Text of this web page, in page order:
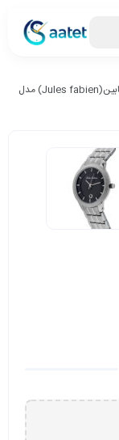
ساعت مچی زنانه عقربه‌ای ژول فابین(Jules fabien) مدل